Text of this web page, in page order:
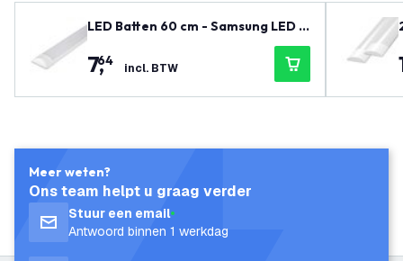
LED Batten 60 cm - Samsung LED C
hips - 15W - 140lm/W - 4000K - 5 Ja
ar Garantie
7,
64 incl. BTW
Meer weten?
Ons team helpt u graag verder
Stuur een email
Antwoord binnen 1 werkdag